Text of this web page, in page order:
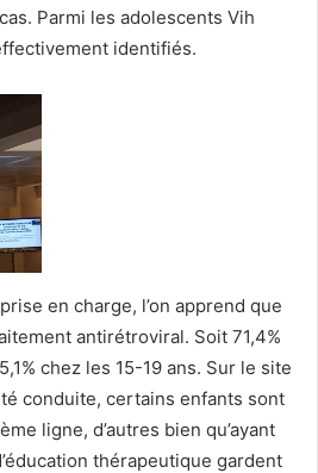
Parmi les adolescents Vih
identifiés.
en charge, l’on apprend que
antirétroviral. Soit 71,4%
chez les 15-19 ans. Sur le site
conduite, certains enfants sont
ligne, d’autres bien qu’ayant
thérapeutique gardent